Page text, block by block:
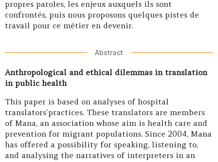
propres paroles, les enjeux auxquels ils sont
confrontés, puis nous proposons quelques pistes de
travail pour ce métier en devenir.
Abstract
Anthropological and ethical dilemmas in translation
in public health
This paper is based on analyses of hospital
translators’practices. These translators are members
of Mana, an association whose aim is health care and
prevention for migrant populations. Since 2004, Mana
has offered a possibility for speaking, listening to,
and analysing the narratives of interpreters in an